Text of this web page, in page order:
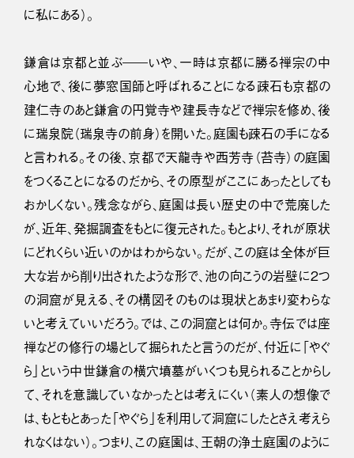
に私にある）。
鎌倉は京都と並ぶ――いや、一時は京都に勝る禅宗の中
心地で、後に夢窓国師と呼ばれることになる疎石も京都の
建仁寺のあと鎌倉の円覚寺や建長寺などで禅宗を修め、後
に瑞泉院（瑞泉寺の前身）を開いた。庭園も疎石の手になる
と言われる。その後、京都で天龍寺や西芳寺（苔寺）の庭園
をつくることになるのだから、その原型がここにあったとしても
おかしくない。残念ながら、庭園は長い歴史の中で荒廃した
が、近年、発掘調査をもとに復元された。もとより、それが原状
にどれくらい近いのかはわからない。だが、この庭は全体が巨
大な岩から削り出されたような形で、池の向こうの岩壁に２つ
の洞窟が見える、その構図そのものは現状とあまり変わらな
いと考えていいだろう。では、この洞窟とは何か。寺伝では座
禅などの修行の場として掘られたと言うのだが、付近に「やぐ
ら」という中世鎌倉の横穴墳墓がいくつも見られることからし
て、それを意識していなかったとは考えにくい（素人の想像で
は、もともとあった「やぐら」を利用して洞窟にしたとさえ考えら
れなくはない）。つまり、この庭園は、王朝の浄土庭園のように